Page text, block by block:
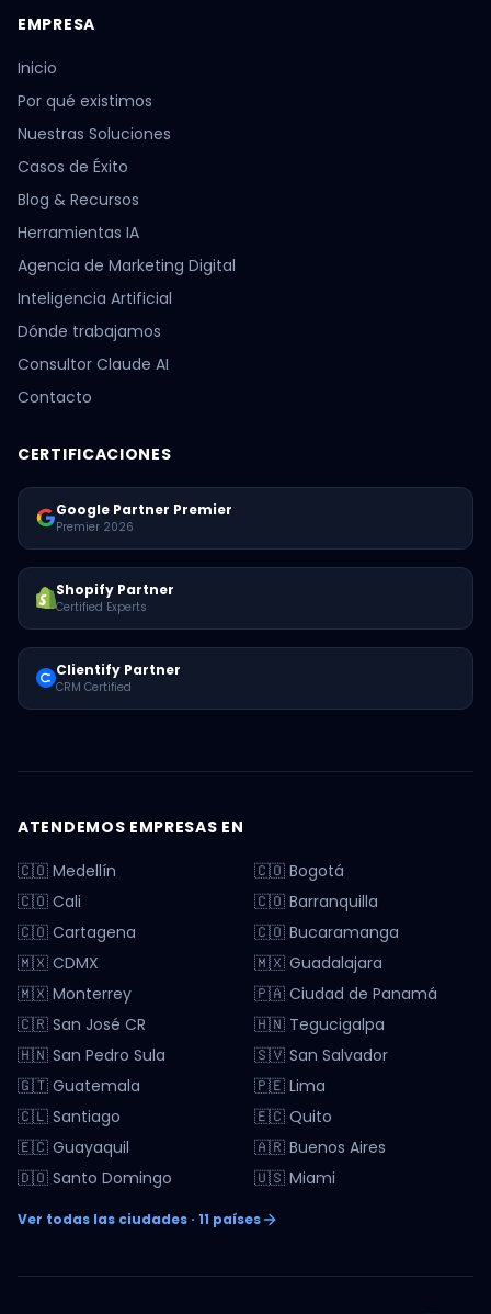
EMPRESA
Inicio
Por qué existimos
Nuestras Soluciones
Casos de Éxito
Blog & Recursos
Herramientas IA
Agencia de Marketing Digital
Inteligencia Artificial
Dónde trabajamos
Consultor Claude AI
Contacto
CERTIFICACIONES
Google Partner Premier
Premier 2026
Shopify Partner
Certified Experts
Clientify Partner
CRM Certified
ATENDEMOS EMPRESAS EN
🇨🇴 Medellín
🇨🇴 Bogotá
🇨🇴 Cali
🇨🇴 Barranquilla
🇨🇴 Cartagena
🇨🇴 Bucaramanga
🇲🇽 CDMX
🇲🇽 Guadalajara
🇲🇽 Monterrey
🇵🇦 Ciudad de Panamá
🇨🇷 San José CR
🇭🇳 Tegucigalpa
🇭🇳 San Pedro Sula
🇸🇻 San Salvador
🇬🇹 Guatemala
🇵🇪 Lima
🇨🇱 Santiago
🇪🇨 Quito
🇪🇨 Guayaquil
🇦🇷 Buenos Aires
🇩🇴 Santo Domingo
🇺🇸 Miami
Ver todas las ciudades · 11 países